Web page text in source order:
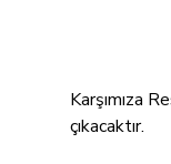
Karşımıza
çıkacaktır.